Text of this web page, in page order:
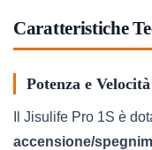
Caratteristiche
Potenza e Velocità
Il Jisulife Pro 1S è
accensione/